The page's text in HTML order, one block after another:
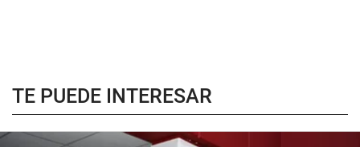
TE PUEDE INTERESAR